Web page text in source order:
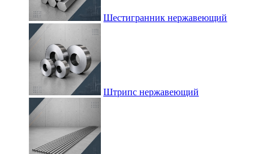
Шестигранник нержавеющий
Штрипс нержавеющий